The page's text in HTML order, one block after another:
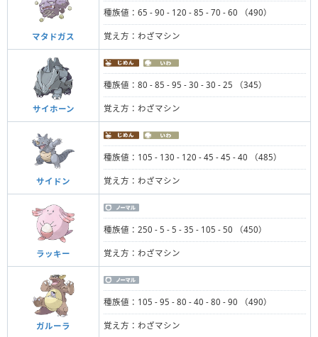
マタドガス
種族値：65 - 90 - 120 - 85 - 70 - 60 （490）
覚え方：わざマシン
サイホーン
種族値：80 - 85 - 95 - 30 - 30 - 25 （345）
覚え方：わざマシン
サイドン
種族値：105 - 130 - 120 - 45 - 45 - 40 （485）
覚え方：わざマシン
ラッキー
種族値：250 - 5 - 5 - 35 - 105 - 50 （450）
覚え方：わざマシン
ガルーラ
種族値：105 - 95 - 80 - 40 - 80 - 90 （490）
覚え方：わざマシン